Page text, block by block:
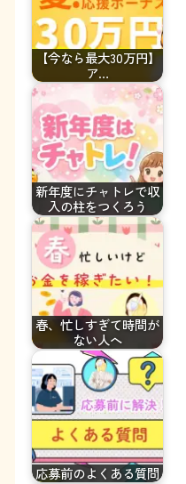
【今なら最大30万円】
ア…
新年度にチャトレで収
入の柱をつくろう
春、忙しすぎて時間が
ない人へ
応募前のよくある質問